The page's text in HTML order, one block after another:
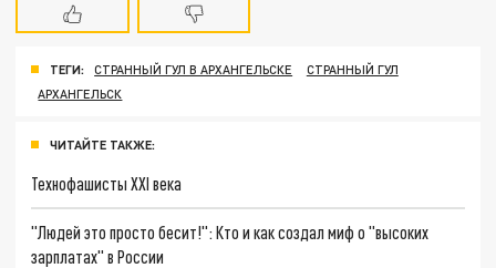
ТЕГИ: СТРАННЫЙ ГУЛ В АРХАНГЕЛЬСКЕ
СТРАННЫЙ ГУЛ
АРХАНГЕЛЬСК
ЧИТАЙТЕ ТАКЖЕ:
Технофашисты XXI века
"Людей это просто бесит!": Кто и как создал миф о "высоких
зарплатах" в России